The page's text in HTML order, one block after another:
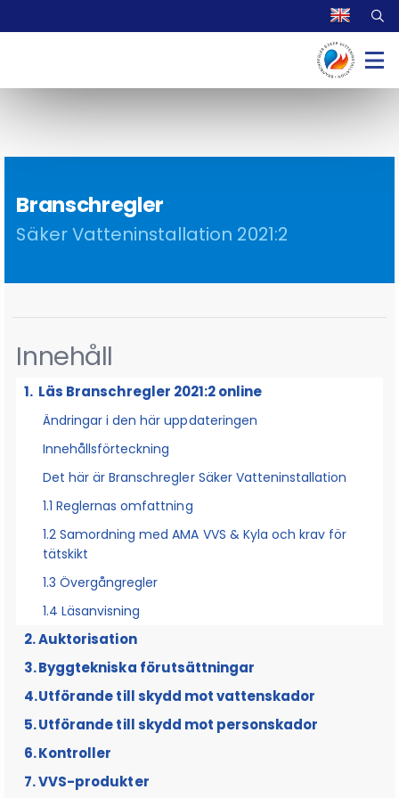
Branschregler
Säker Vatteninstallation 2021:2
Innehåll
Läs Branschregler 2021:2 online
Ändringar i den här uppdateringen
Innehållsförteckning
Det här är Branschregler Säker Vatteninstallation
1.1 Reglernas omfattning
1.2 Samordning med AMA VVS & Kyla och krav för
tätskikt
1.3 Övergångregler
1.4 Läsanvisning
Auktorisation
2.1 Auktoriserat VVS-företag
2.1.1 Säker Vattens branschlegitimation för VVS-
montörer, arbetsledare och lärlingar
2.1.2 Dokumentation av VVS-installationer
2.2 Auktoriserat konsultföretag
Byggtekniska förutsättningar
Utförande till skydd mot vattenskador
4.1 Tappvatteninstallationer
4.1.1 Fogar på tappvattenledningar
4.1.2 Avstängningsventiler
Utförande till skydd mot personskador
5.1 Skydd mot legionellatillväxt i
tappvatteninstallationer
Kontroller
6.1 tryck- och täthetskontroll av tappvatten och
VVS-produkter